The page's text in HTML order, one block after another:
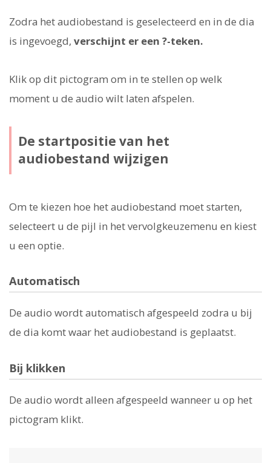
Zodra het audiobestand is geselecteerd en in de dia
is ingevoegd, verschijnt er een ?-teken.
Klik op dit pictogram om in te stellen op welk
moment u de audio wilt laten afspelen.
De startpositie van het
audiobestand wijzigen
Om te kiezen hoe het audiobestand moet starten,
selecteert u de pijl in het vervolgkeuzemenu en kiest
u een optie.
Automatisch
De audio wordt automatisch afgespeeld zodra u bij
de dia komt waar het audiobestand is geplaatst.
Bij klikken
De audio wordt alleen afgespeeld wanneer u op het
pictogram klikt.